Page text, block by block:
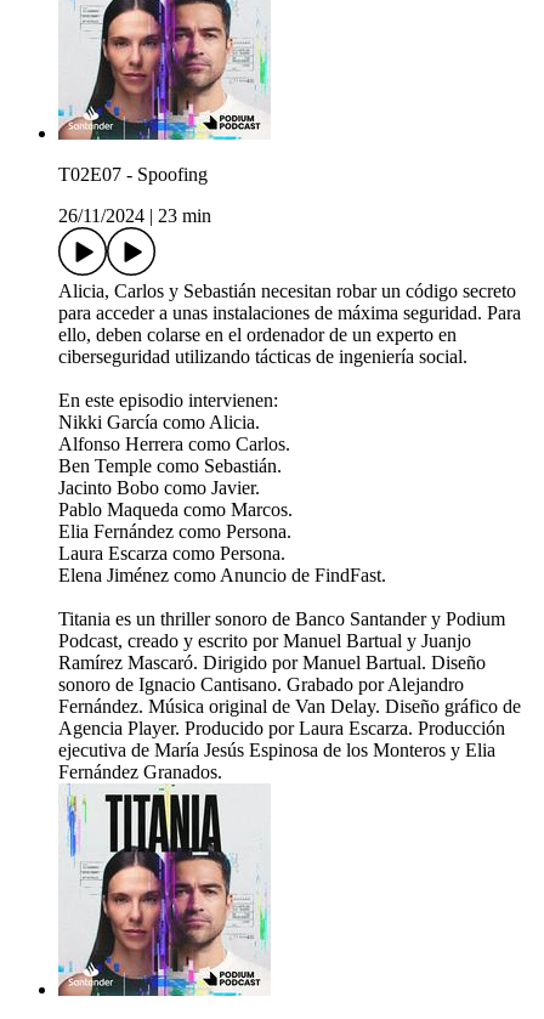
T02E07 - Spoofing
26/11/2024
23 min
Alicia, Carlos y Sebastián necesitan robar un código secreto
para acceder a unas instalaciones de máxima seguridad. Para
ello, deben colarse en el ordenador de un experto en
ciberseguridad utilizando tácticas de ingeniería social.
En este episodio intervienen:
Nikki García como Alicia.
Alfonso Herrera como Carlos.
Ben Temple como Sebastián.
Jacinto Bobo como Javier.
Pablo Maqueda como Marcos.
Elia Fernández como Persona.
Laura Escarza como Persona.
Elena Jiménez como Anuncio de FindFast.
Titania es un thriller sonoro de Banco Santander y Podium
Podcast, creado y escrito por Manuel Bartual y Juanjo
Ramírez Mascaró. Dirigido por Manuel Bartual. Diseño
sonoro de Ignacio Cantisano. Grabado por Alejandro
Fernández. Música original de Van Delay. Diseño gráfico de
Agencia Player. Producido por Laura Escarza. Producción
ejecutiva de María Jesús Espinosa de los Monteros y Elia
Fernández Granados.